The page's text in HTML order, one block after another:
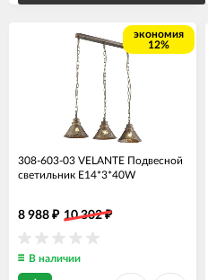
экономия
12%
308-603-03 VELANTE Подвесной
светильник E14*3*40W
8 988 ₽ 10 302₽
В наличии